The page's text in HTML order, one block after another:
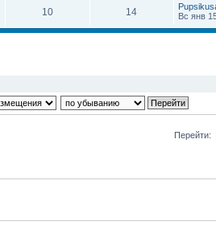
10 14
Вс янв
Перейти: